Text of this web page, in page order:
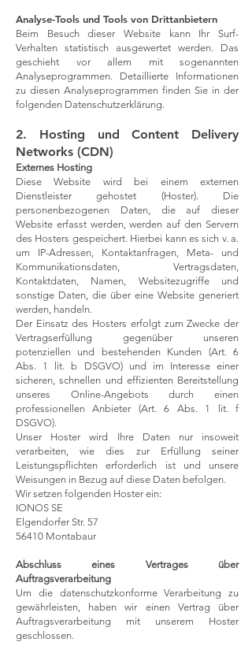
Analyse-Tools und Tools von Dritt­anbietern
Beim Besuch dieser Website kann Ihr Surf-
Verhalten statistisch ausgewertet werden. Das
geschieht vor allem mit sogenannten
Analyseprogrammen. Detaillierte Informationen
zu diesen Analyseprogrammen finden Sie in der
folgenden Datenschutzerklärung.
2. Hosting und Content Delivery
Networks (CDN)
Externes Hosting
Diese Website wird bei einem externen
Dienstleister gehostet (Hoster). Die
personenbezogenen Daten, die auf dieser
Website erfasst werden, werden auf den Servern
des Hosters gespeichert. Hierbei kann es sich v. a.
um IP-Adressen, Kontaktanfragen, Meta- und
Kommunikationsdaten, Vertragsdaten,
Kontaktdaten, Namen, Websitezugriffe und
sonstige Daten, die über eine Website generiert
werden, handeln.
Der Einsatz des Hosters erfolgt zum Zwecke der
Vertragserfüllung gegenüber unseren
potenziellen und bestehenden Kunden (Art. 6
Abs. 1 lit. b DSGVO) und im Interesse einer
sicheren, schnellen und effizienten Bereitstellung
unseres Online-Angebots durch einen
professionellen Anbieter (Art. 6 Abs. 1 lit. f
DSGVO).
Unser Hoster wird Ihre Daten nur insoweit
verarbeiten, wie dies zur Erfüllung seiner
Leistungspflichten erforderlich ist und unsere
Weisungen in Bezug auf diese Daten befolgen.
Wir setzen folgenden Hoster ein:
IONOS SE
Elgendorfer Str. 57
56410 Montabaur
Abschluss eines Vertrages über
Auftragsverarbeitung
Um die datenschutzkonforme Verarbeitung zu
gewährleisten, haben wir einen Vertrag über
Auftragsverarbeitung mit unserem Hoster
geschlossen.